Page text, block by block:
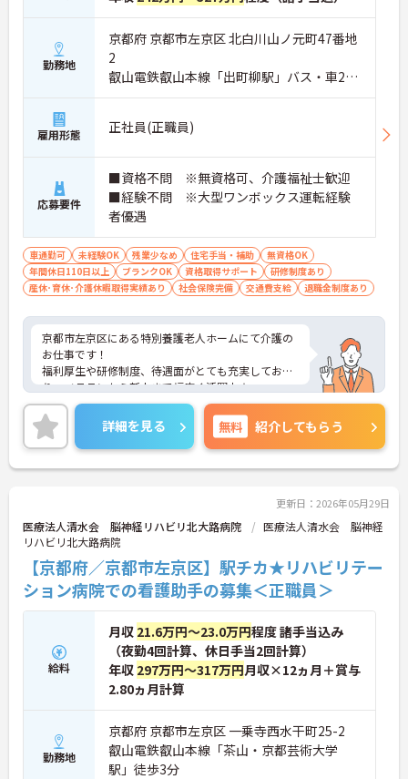
勤務地
京都府 京都市左京区 北白川山ノ元町47番地
2
叡山電鉄叡山本線「出町柳駅」バス・車20
分
雇用形態 正社員(正職員)
応募要件
■資格不問 ※無資格可、介護福祉士歓迎
■経験不問 ※大型ワンボックス運転経験
者優遇
車通勤可 未経験OK 残業少なめ 住宅手当・補助
無資格OK
年間休日110日以上
ブランクOK 資格取得サポート
研修制度あり
産休･育休･介護休暇取得実績あり
社会保険完備 交通費支給 退職金制度あり
京都市左京区にある特別養護老人ホームにて介護の
お仕事です！
福利厚生や研修制度、待遇面がとても充実してお
り、ベテランから新人まで幅広く活躍中☆
住宅手当や資格手当などの各種手当の他、夏季・冬
期休暇もしっかりとありプライベートの時間もとる
ことが可能と働きやすい環境づくりがされていま
す！
ご興味がある方是非一度マイナビまでお問合せくだ
詳細を見る 無料 紹介してもらう
更新日：2026年05月29日
医療法人清水会 脳神経リハビリ北大路病院
医療法人清水会 脳神経
リハビリ北大路病院
【京都府／京都市左京区】駅チカ★リハビリテー
ション病院での看護助手の募集＜正職員＞
給料
月収 21.6万円～23.0万円程度 諸手当込み
（夜勤4回計算、休日手当2回計算）
年収 297万円～317万円月収×12ヵ月＋賞与
2.80ヵ月計算
勤務地
京都府 京都市左京区 一乗寺西水干町25-2
叡山電鉄叡山本線「茶山・京都芸術大学
駅」徒歩3分